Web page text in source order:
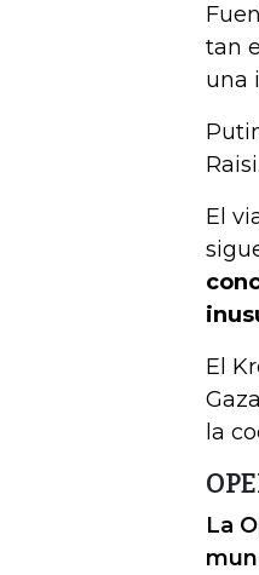
tan
una
Raisi.
El
El
la
La